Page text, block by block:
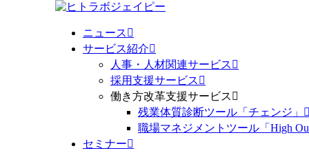
ニュース
サービス紹介
人事・人材関連サービス
採用支援サービス
働き方改革支援サービス
残業体質診断ツール「チェンジ」
職場マネジメントツール「High
セミナー